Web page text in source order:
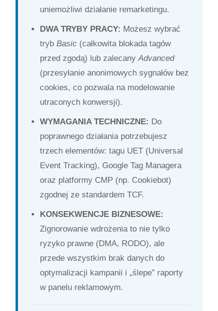
uniemożliwi działanie remarketingu.
DWA TRYBY PRACY: Możesz wybrać
tryb Basic (całkowita blokada tagów
przed zgodą) lub zalecany Advanced
(przesyłanie anonimowych sygnałów bez
cookies, co pozwala na modelowanie
utraconych konwersji).
WYMAGANIA TECHNICZNE: Do
poprawnego działania potrzebujesz
trzech elementów: tagu UET (Universal
Event Tracking), Google Tag Managera
oraz platformy CMP (np. Cookiebot)
zgodnej ze standardem TCF.
KONSEKWENCJE BIZNESOWE:
Zignorowanie wdrożenia to nie tylko
ryzyko prawne (DMA, RODO), ale
przede wszystkim brak danych do
optymalizacji kampanii i „ślepe” raporty
w panelu reklamowym.